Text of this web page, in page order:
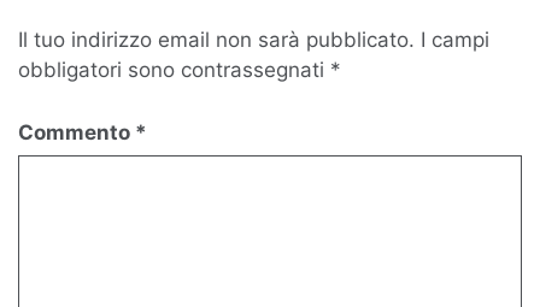
Il tuo indirizzo email non sarà pubblicato. I campi
obbligatori sono contrassegnati *
Commento *